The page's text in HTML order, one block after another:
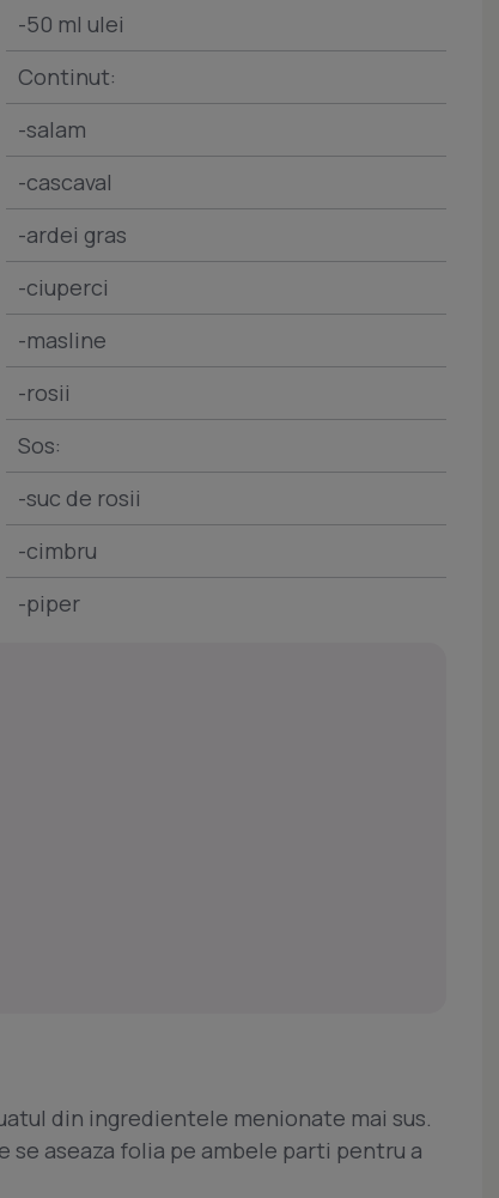
-50 ml ulei
Continut:
-salam
-cascaval
-ardei gras
-ciuperci
-masline
-rosii
Sos:
-suc de rosii
-cimbru
-piper
din ingredientele menionate mai sus.
se aseaza folia pe ambele parti pentru a